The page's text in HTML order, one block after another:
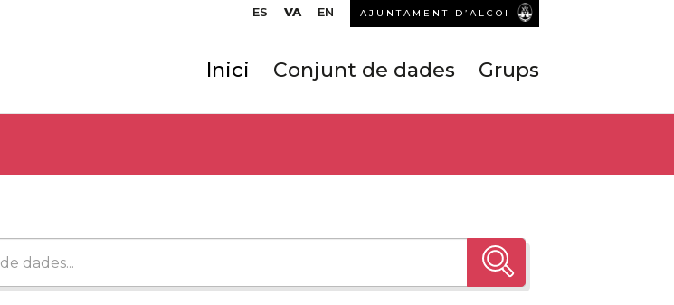
ES VA EN AJUNTAMENT D’ALCOI
Inici Conjunt de dades Grups